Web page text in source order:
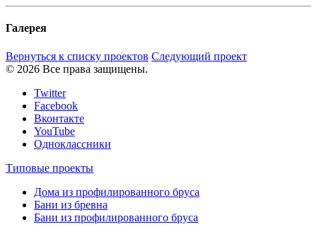
Галерея
Вернуться к списку проектов Следующий проект
© 2026 Все права защищены.
Twitter
Facebook
Вконтакте
YouTube
Одноклассники
Типовые проекты
Дома из профилированного бруса
Бани из бревна
Бани из профилированного бруса